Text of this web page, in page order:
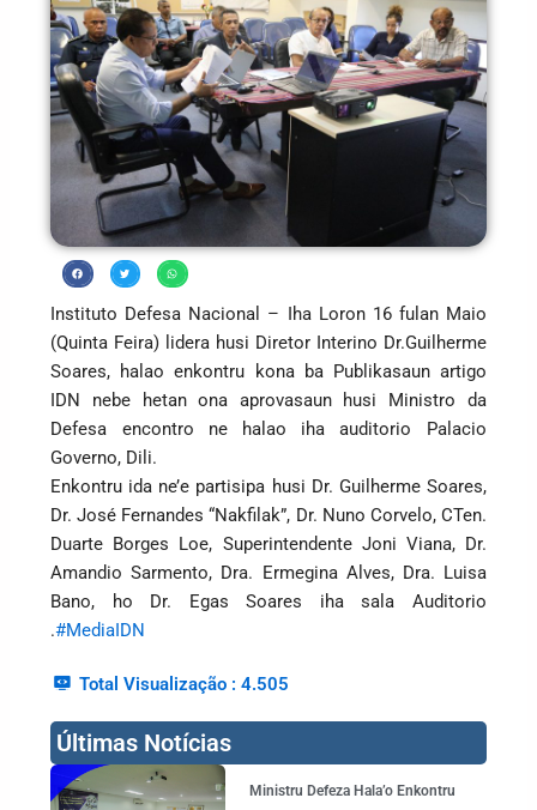
Instituto Defesa Nacional – Iha Loron 16 fulan Maio
(Quinta Feira) lidera husi Diretor Interino Dr.Guilherme
Soares, halao enkontru kona ba Publikasaun artigo
IDN nebe hetan ona aprovasaun husi Ministro da
Defesa encontro ne halao iha auditorio Palacio
Governo, Dili.
Enkontru ida ne’e partisipa husi Dr. Guilherme Soares,
Dr. José Fernandes “Nakfilak”, Dr. Nuno Corvelo, CTen.
Duarte Borges Loe, Superintendente Joni Viana, Dr.
Amandio Sarmento, Dra. Ermegina Alves, Dra. Luisa
Bano, ho Dr. Egas Soares iha sala Auditorio
.#MediaIDN
Total Visualização : 4.505
Últimas Notícias
Ministru Defeza Hala’o Enkontru
Page